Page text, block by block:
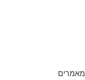
מאמרים